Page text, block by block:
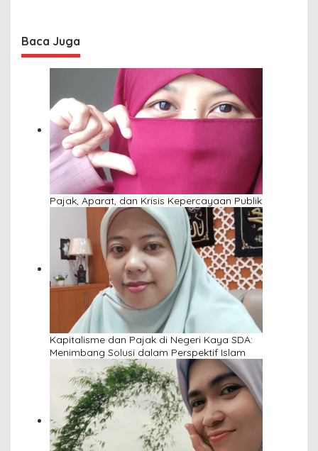
Baca Juga
Pajak, Aparat, dan Krisis Kepercayaan Publik
Kapitalisme dan Pajak di Negeri Kaya SDA:
Menimbang Solusi dalam Perspektif Islam